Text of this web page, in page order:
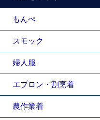
もんぺ
スモック
婦人服
エプロン・割烹着
農作業着